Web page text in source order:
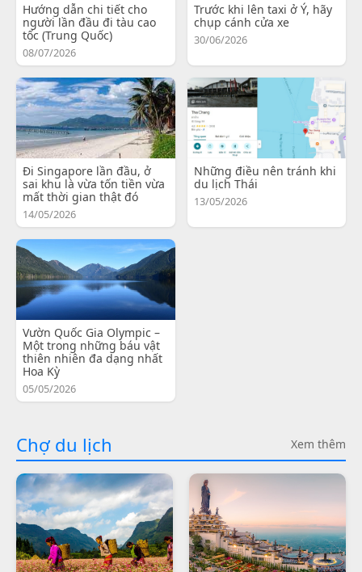
Hướng dẫn chi tiết cho
người lần đầu đi tàu cao
tốc (Trung Quốc)
08/07/2026
Trước khi lên taxi ở Ý, hãy
chụp cánh cửa xe
30/06/2026
Đi Singapore lần đầu, ở
sai khu là vừa tốn tiền vừa
mất thời gian thật đó
14/05/2026
Những điều nên tránh khi
du lịch Thái
13/05/2026
Vườn Quốc Gia Olympic –
Một trong những báu vật
thiên nhiên đa dạng nhất
Hoa Kỳ
05/05/2026
Chợ du lịch Xem thêm